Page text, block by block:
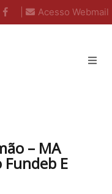
Acesso Webmail
– MA
E